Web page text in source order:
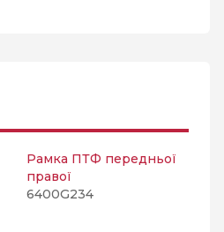
Рамка ПТФ передньої
правої
6400G234